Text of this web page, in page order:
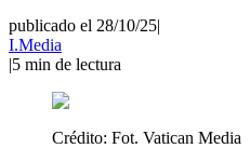
publicado el 28/10/25|
I.Media
|5 min de lectura
Crédito: Fot. Vatican Media